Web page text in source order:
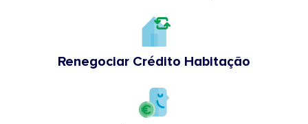
Renegociar Crédito Habitação